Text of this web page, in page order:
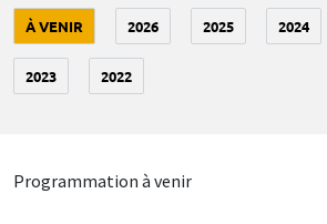
À VENIR 2026 2025 2024
2023 2022
Programmation à venir